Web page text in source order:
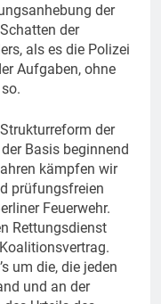
der
der
als es die Polizei
Aufgaben, ohne
der
Basis beginnend
kämpfen wir
prüfungsfreien
Feuerwehr.
Rettungsdienst
um die, die jeden
und an der